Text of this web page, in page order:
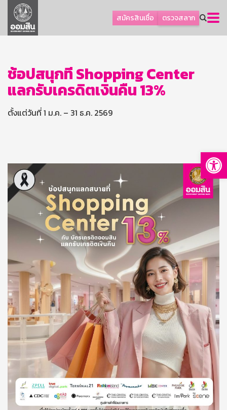
สมัครสินเชื่อ ตรวจสลาก
ลูกค้าธุรกิจ
ลูกค้าผู้ประกอบรายย่อย
ออมเพื่อสุข
เกี่ยวกับธนาคาร
ติดต่อเรา
บริการออนไลน์
TH
EN
GSB Society
ช้อปสนุกที่ Shopping Center
แลกรับเครดิตเงินคืน 13%
ตั้งแต่วันที่ 1 ม.ค. – 31 ธ.ค. 2569